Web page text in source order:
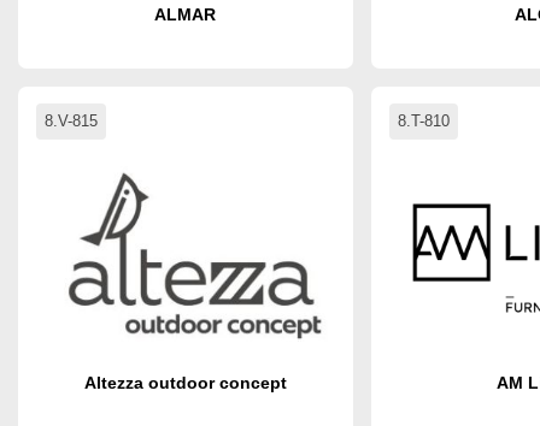
ALMAR
8.V-815
Altezza outdoor concept
8.T-810
AM